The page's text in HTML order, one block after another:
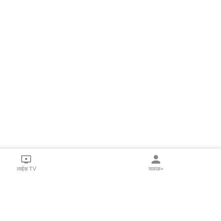
लाईव्ह TV सकाळ+